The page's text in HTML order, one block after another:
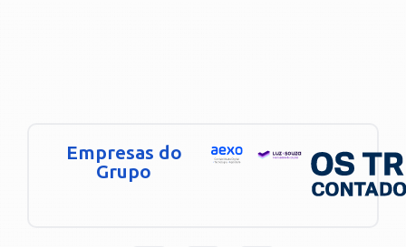
Empresas do
Grupo